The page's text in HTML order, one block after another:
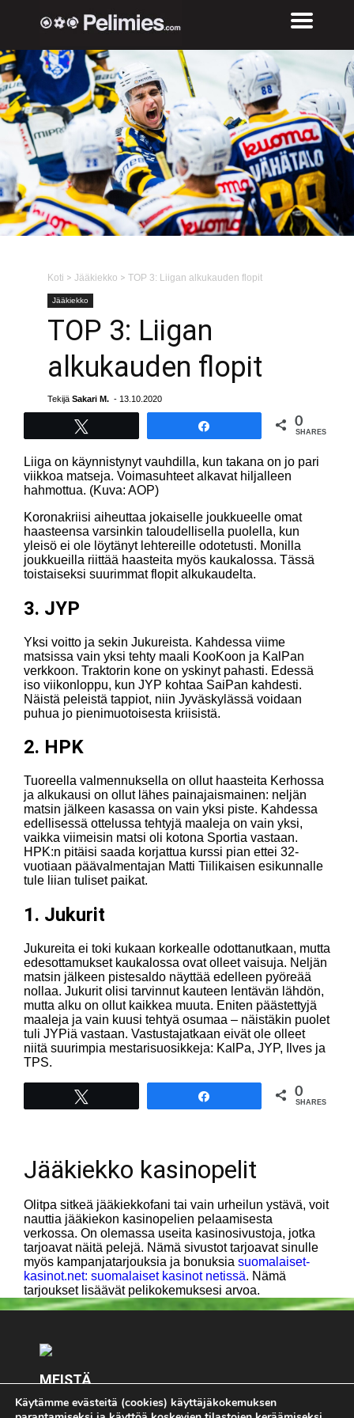
Koti > Jääkiekko > TOP 3: Liigan alkukauden flopit
Jääkiekko
TOP 3: Liigan
alkukauden flopit
Tekijä Sakari M. - 13.10.2020
0
SHARES
Liiga on käynnistynyt vauhdilla, kun takana on jo pari
viikkoa matseja. Voimasuhteet alkavat hiljalleen
hahmottua. (Kuva: AOP)
Koronakriisi aiheuttaa jokaiselle joukkueelle omat
haasteensa varsinkin taloudellisella puolella, kun
yleisö ei ole löytänyt lehtereille odotetusti. Monilla
joukkueilla riittää haasteita myös kaukalossa. Tässä
toistaiseksi suurimmat flopit alkukaudelta.
3. JYP
Yksi voitto ja sekin Jukureista. Kahdessa viime
matsissa vain yksi tehty maali KooKoon ja KalPan
verkkoon. Traktorin kone on yskinyt pahasti. Edessä
iso viikonloppu, kun JYP kohtaa SaiPan kahdesti.
Näistä peleistä tappiot, niin Jyväskylässä voidaan
puhua jo pienimuotoisesta kriisistä.
2. HPK
Tuoreella valmennuksella on ollut haasteita Kerhossa
ja alkukausi on ollut lähes painajaismainen: neljän
matsin jälkeen kasassa on vain yksi piste. Kahdessa
edellisessä ottelussa tehtyjä maaleja on vain yksi,
vaikka viimeisin matsi oli kotona Sportia vastaan.
HPK:n pitäisi saada korjattua kurssi pian ettei 32-
vuotiaan päävalmentajan Matti Tiilikaisen esikunnalle
tule liian tuliset paikat.
1. Jukurit
Jukureita ei toki kukaan korkealle odottanutkaan, mutta
edesottamukset kaukalossa ovat olleet vaisuja. Neljän
matsin jälkeen pistesaldo näyttää edelleen pyöreää
nollaa. Jukurit olisi tarvinnut kauteen lentävän lähdön,
mutta alku on ollut kaikkea muuta. Eniten päästettyjä
maaleja ja vain kuusi tehtyä osumaa – näistäkin puolet
tuli JYPiä vastaan. Vastustajatkaan eivät ole olleet
niitä suurimpia mestarisuosikkeja: KalPa, JYP, Ilves ja
TPS.
0
SHARES
Jääkiekko kasinopelit
Olitpa sitkeä jääkiekkofani tai vain urheilun ystävä, voit
nauttia jääkiekon kasinopelien pelaamisesta
verkossa. On olemassa useita kasinosivustoja, jotka
tarjoavat näitä pelejä. Nämä sivustot tarjoavat sinulle
myös kampanjatarjouksia ja bonuksia suomalaiset-
kasinot.net: suomalaiset kasinot netissä. Nämä
tarjoukset lisäävät pelikokemuksesi arvoa.
MEISTÄ
Keskity olennaiseen - Pelimies.com. Kaikki pelaaminen
Käytämme evästeitä (cookies) käyttäjäkokemuksen